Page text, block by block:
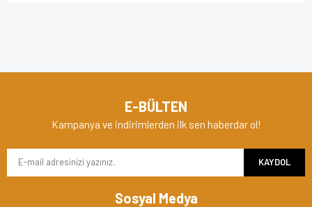
Ürün resmi kalitesiz, bozuk veya görüntülenemiyor.
Ürün açıklamasında eksik bilgiler bulunuyor.
Ürün fiyatı diğer sitelerden daha pahalı.
E-BÜLTEN
Kampanya ve indirimlerden ilk sen haberdar ol!
KAYDOL
Sosyal Medya